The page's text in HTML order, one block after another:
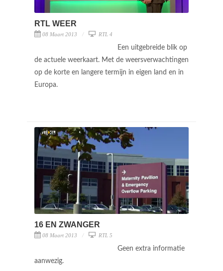
RTL WEER
08 Maart 2013 RTL 4
Een uitgebreide blik op
de actuele weerkaart. Met de weersverwachtingen
op de korte en langere termijn in eigen land en in
Europa.
16 EN ZWANGER
08 Maart 2013 RTL 5
Geen extra informatie
aanwezig.